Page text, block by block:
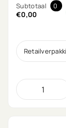
Subtotaal 0
€0,00